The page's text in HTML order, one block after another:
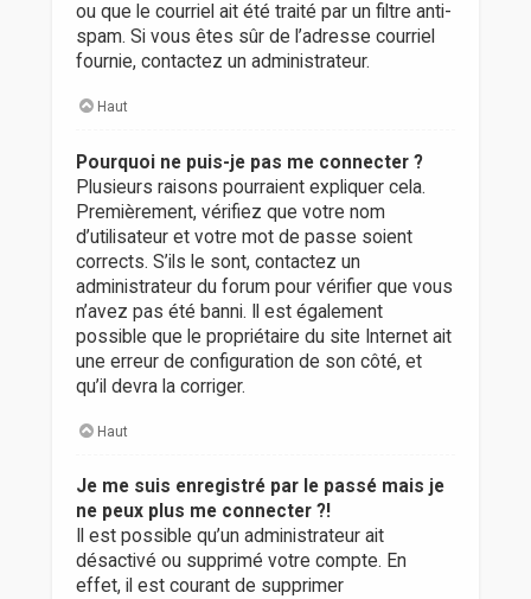
ou que le courriel ait été traité par un filtre anti-
spam. Si vous êtes sûr de l’adresse courriel
fournie, contactez un administrateur.
Haut
Pourquoi ne puis-je pas me connecter ?
Plusieurs raisons pourraient expliquer cela.
Premièrement, vérifiez que votre nom
d’utilisateur et votre mot de passe soient
corrects. S’ils le sont, contactez un
administrateur du forum pour vérifier que vous
n’avez pas été banni. Il est également
possible que le propriétaire du site Internet ait
une erreur de configuration de son côté, et
qu’il devra la corriger.
Haut
Je me suis enregistré par le passé mais je
ne peux plus me connecter ?!
Il est possible qu’un administrateur ait
désactivé ou supprimé votre compte. En
effet, il est courant de supprimer